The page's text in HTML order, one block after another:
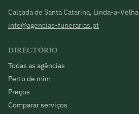
Calçada de Santa Catarina, Linda-a-Velha
info@agencias-funerarias.pt
DIRECTÓRIO
Todas as agências
Perto de mim
Preços
Comparar serviços